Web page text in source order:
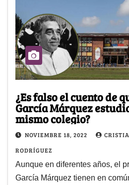
¿Es falso el cuento de
García Márquez
mismo colegio?
NOVIEMBRE 18, 2022
RODRÍGUEZ
Aunque en diferentes años, el
García Márquez tienen en